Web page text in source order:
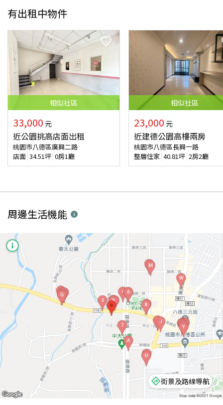
有出租中物件
相似社區
33,000 元
近公園挑高店面出租
桃園市八德區廣興二路
店面 34.51坪 0房1廳
相似社區
23,000 元
近建德公園高樓兩房
桃園市八德區長興一路
整層住家 40.81坪 2房2廳
周邊生活機能
街景及路線導航